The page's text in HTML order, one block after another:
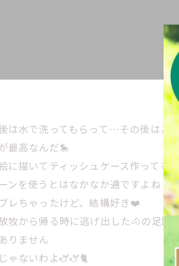
は水で洗ってもらって…その後はこ
最高なんだ🎠
に描いてティッシュケース作ってる
ンを使うとはなかなか通ですよね！
レちゃったけど、結構好き❤️
牧から帰る時に逃げ出した🐴の足跡
りません
ゃないわよ🫏🫏🐈